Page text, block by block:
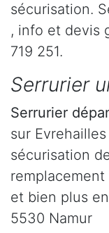
sécurisation.
, info et devis
719 251.
Serrurier
Serrurier
sur
sécurisation
et bien plus
5530 Namur